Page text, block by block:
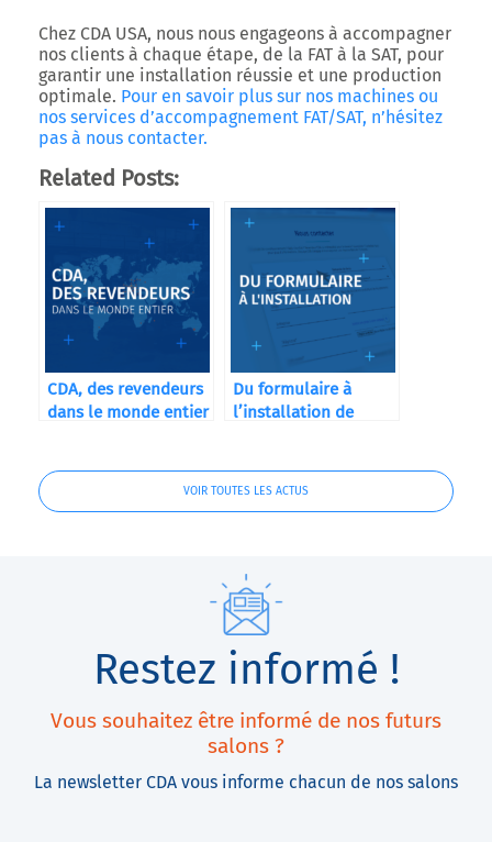
Chez CDA USA, nous nous engageons à accompagner
nos clients à chaque étape, de la FAT à la SAT, pour
garantir une installation réussie et une production
optimale. Pour en savoir plus sur nos machines ou
nos services d’accompagnement FAT/SAT, n’hésitez
pas à nous contacter.
Related Posts:
CDA, des revendeurs
dans le monde entier
Du formulaire à
l’installation de
VOIR TOUTES LES ACTUS
Restez informé !
Vous souhaitez être informé de nos futurs
salons ?
La newsletter CDA vous informe chacun de nos salons